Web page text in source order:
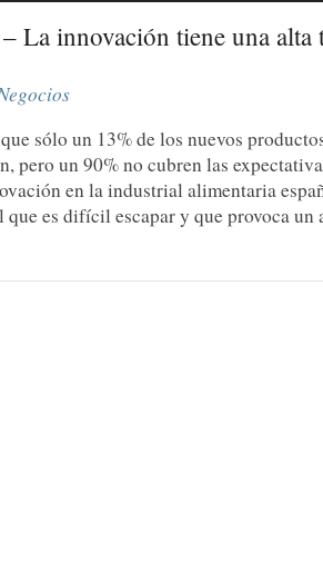
La innovación tiene una alta
sólo un 13% de los nuevos
pero un 90% no cubren las
en la industrial alimentaria
es difícil escapar y que provoca un